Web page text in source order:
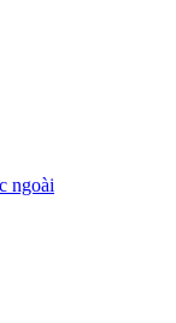
ngoài